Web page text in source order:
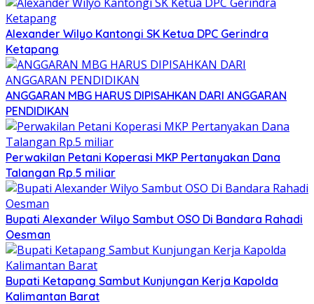
Alexander Wilyo Kantongi SK Ketua DPC Gerindra
Ketapang
ANGGARAN MBG HARUS DIPISAHKAN DARI ANGGARAN
PENDIDIKAN
Perwakilan Petani Koperasi MKP Pertanyakan Dana
Talangan Rp.5 miliar
Bupati Alexander Wilyo Sambut OSO Di Bandara Rahadi
Oesman
Bupati Ketapang Sambut Kunjungan Kerja Kapolda
Kalimantan Barat